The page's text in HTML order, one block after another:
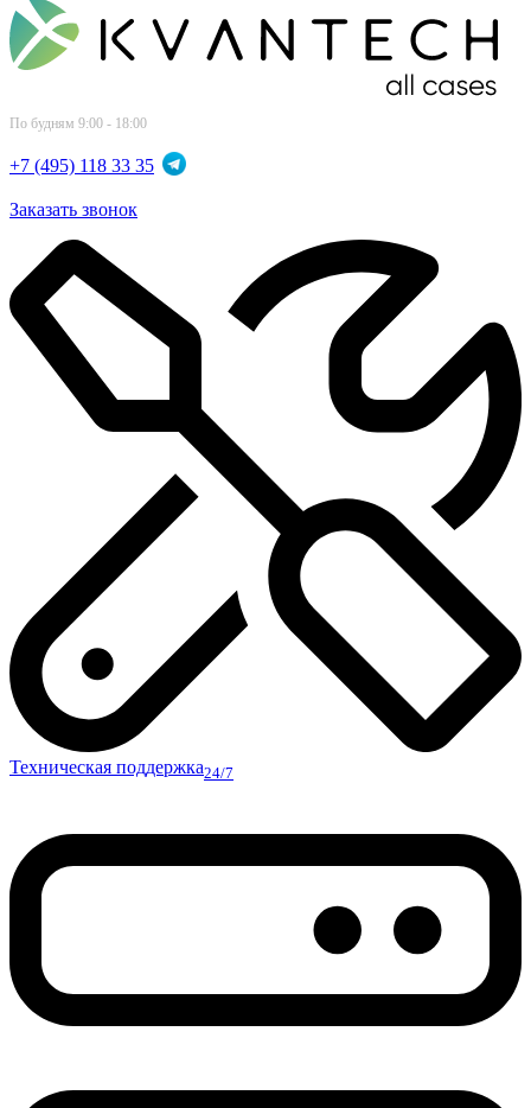
По будням 9:00 - 18:00
+7 (495) 118 33 35
Заказать звонок
Техническая поддержка24/7